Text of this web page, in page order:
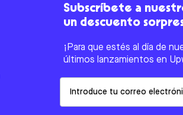
Subscríbete a
un descuento
¡Para que estés al día de
últimos lanzamientos en